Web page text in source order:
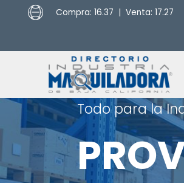
Compra: 16.37 | Venta: 17.27
Todo para la